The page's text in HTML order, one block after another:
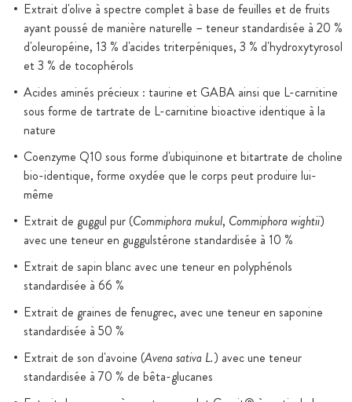
Extrait d'olive à spectre complet à base de feuilles et de fruits
ayant poussé de manière naturelle – teneur standardisée à 20 %
d'oleuropéine, 13 % d'acides triterpéniques, 3 % d'hydroxytyrosol
et 3 % de tocophérols
Acides aminés précieux : taurine et GABA ainsi que L-carnitine
sous forme de tartrate de L-carnitine bioactive identique à la
nature
Coenzyme Q10 sous forme d'ubiquinone et bitartrate de choline
bio-identique, forme oxydée que le corps peut produire lui-
même
Extrait de guggul pur (Commiphora mukul, Commiphora wightii)
avec une teneur en guggulstérone standardisée à 10 %
Extrait de sapin blanc avec une teneur en polyphénols
standardisée à 66 %
Extrait de graines de fenugrec, avec une teneur en saponine
standardisée à 50 %
Extrait de son d'avoine (Avena sativa L.) avec une teneur
standardisée à 70 % de bêta-glucanes